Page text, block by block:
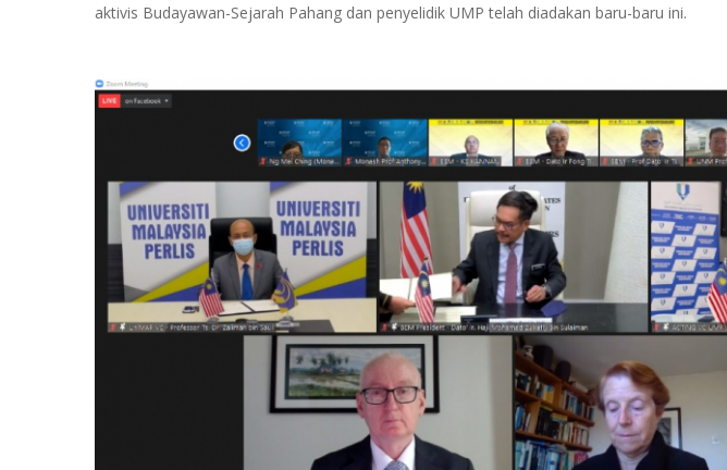
aktivis Budayawan-Sejarah Pahang dan penyelidik UMP telah diadakan baru-baru ini.